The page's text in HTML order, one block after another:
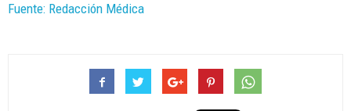
Fuente: Redacción Médica